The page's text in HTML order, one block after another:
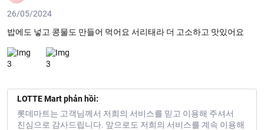
26/05/2024
밥에도 넣고 콩물도 만들어 먹어요 서리태라 더 고소하고 맛있어요
LOTTE Mart phản hồi:
롯데마트는 고객님께서 저희의 서비스를 믿고 이용해 주셔서
진심으로 감사드립니다. 앞으로도 저희의 서비스를 계속 이용해